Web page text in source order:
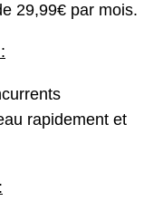
29,99€ par mois.
rapidement et